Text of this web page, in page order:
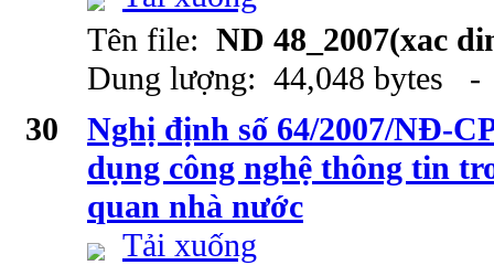
Tên file: ND 48_2007(xac
Dung lượng: 44,048 bytes
30
Nghị định số 64/2007/NĐ-
dụng công nghệ thông tin
quan nhà nước
Tải xuống